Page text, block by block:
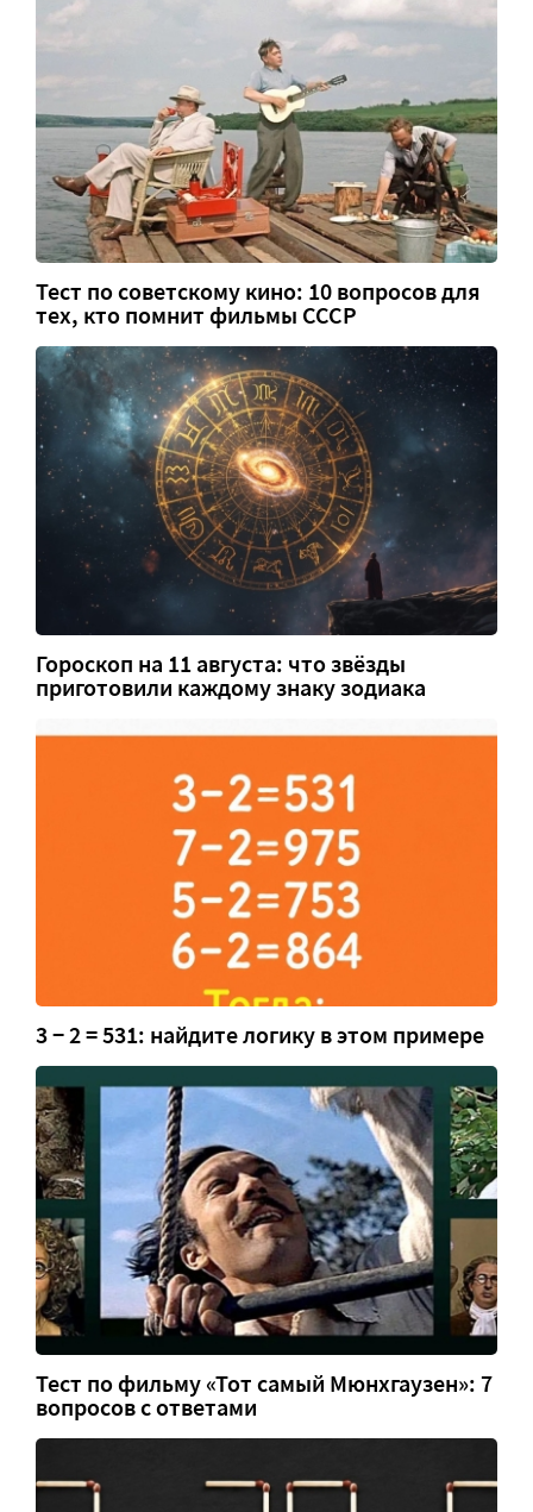
Тест по советскому кино: 10 вопросов для
тех, кто помнит фильмы СССР
Гороскоп на 11 августа: что звёзды
приготовили каждому знаку зодиака
3 − 2 = 531: найдите логику в этом примере
Тест по фильму «Тот самый Мюнхгаузен»: 7
вопросов с ответами